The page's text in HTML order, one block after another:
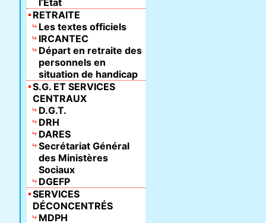
l’Etat
RETRAITE
Les textes officiels
IRCANTEC
Départ en retraite des
personnels en
situation de handicap
S.G. ET SERVICES
CENTRAUX
D.G.T.
DRH
DARES
Secrétariat Général
des Ministères
Sociaux
DGEFP
SERVICES
DÉCONCENTRÉS
MDPH